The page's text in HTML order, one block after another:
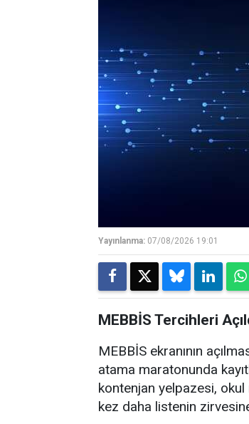
Yayınlanma: 07/08/2026 19:01
MEBBİS Tercihleri
MEBBİS ekranının
atama maratonunda
kontenjan yelpazesi,
kez daha listenin